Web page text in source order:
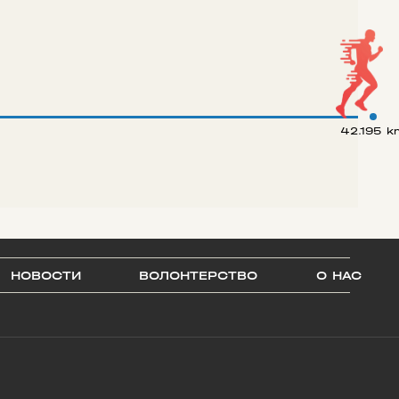
42.195
НОВОСТИ ВОЛОНТЕРСТВО О НАС